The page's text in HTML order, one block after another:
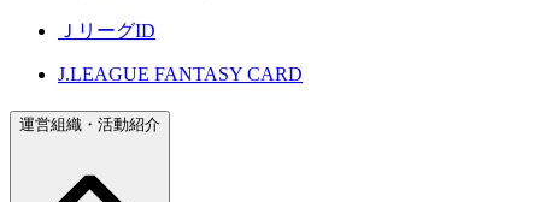
ＪリーグID
J.LEAGUE FANTASY CARD
運営組織・活動紹介